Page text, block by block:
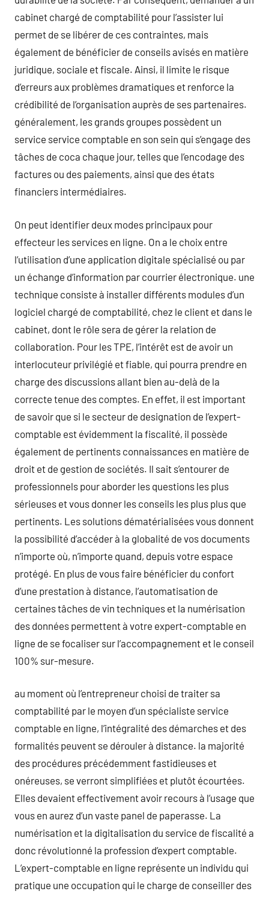
cabinet chargé de comptabilité pour l’assister lui
permet de se libérer de ces contraintes, mais
également de bénéficier de conseils avisés en matière
juridique, sociale et fiscale. Ainsi, il limite le risque
d’erreurs aux problèmes dramatiques et renforce la
crédibilité de l’organisation auprès de ses partenaires.
généralement, les grands groupes possèdent un
service service comptable en son sein qui s’engage des
tâches de coca chaque jour, telles que l’encodage des
factures ou des paiements, ainsi que des états
financiers intermédiaires.
On peut identifier deux modes principaux pour
effecteur les services en ligne. On a le choix entre
l’utilisation d’une application digitale spécialisé ou par
un échange d’information par courrier électronique. une
technique consiste à installer différents modules d’un
logiciel chargé de comptabilité, chez le client et dans le
cabinet, dont le rôle sera de gérer la relation de
collaboration. Pour les TPE, l’intérêt est de avoir un
interlocuteur privilégié et fiable, qui pourra prendre en
charge des discussions allant bien au-delà de la
correcte tenue des comptes. En effet, il est important
de savoir que si le secteur de designation de l’expert-
comptable est évidemment la fiscalité, il possède
également de pertinents connaissances en matière de
droit et de gestion de sociétés. Il sait s’entourer de
professionnels pour aborder les questions les plus
sérieuses et vous donner les conseils les plus plus que
pertinents. Les solutions dématérialisées vous donnent
la possibilité d’accéder à la globalité de vos documents
n’importe où, n’importe quand, depuis votre espace
protégé. En plus de vous faire bénéficier du confort
d’une prestation à distance, l’automatisation de
certaines tâches de vin techniques et la numérisation
des données permettent à votre expert-comptable en
ligne de se focaliser sur l’accompagnement et le conseil
100% sur-mesure.
au moment où l’entrepreneur choisi de traiter sa
comptabilité par le moyen d’un spécialiste service
comptable en ligne, l’intégralité des démarches et des
formalités peuvent se dérouler à distance. la majorité
des procédures précédemment fastidieuses et
onéreuses, se verront simplifiées et plutôt écourtées.
Elles devaient effectivement avoir recours à l’usage que
vous en aurez d’un vaste panel de paperasse. La
numérisation et la digitalisation du service de fiscalité a
donc révolutionné la profession d’expert comptable.
L’expert-comptable en ligne représente un individu qui
pratique une occupation qui le charge de conseiller des